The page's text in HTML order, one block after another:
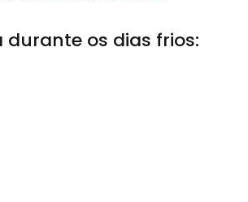
os dias frios: